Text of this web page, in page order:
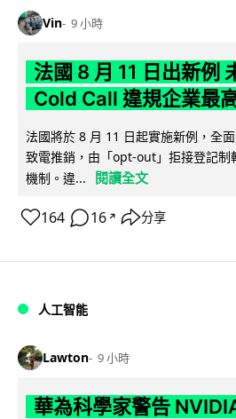
Vin 9 小時
法國 8 月 11 日出新例
Cold Call 違規企業最
法國將於 8 月 11 日起實施新例，全
致電推銷，由「opt-out」拒接登記
機制。違...
閱讀全文
164 16 ↗ 分享
人工智能
Lawton 9 小時
華為科學家警告